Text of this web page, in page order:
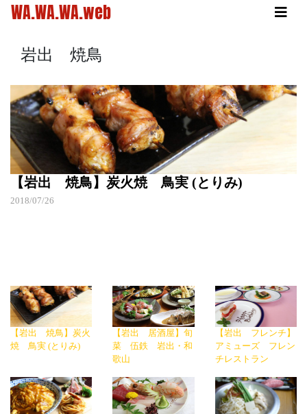
WA.WA.WA.web
岩出 焼鳥
【岩出 焼鳥】炭火焼 鳥実 (とりみ)
2018/07/26
【岩出 焼鳥】炭火
焼 鳥実 (とりみ)
【岩出 居酒屋】旬
菜 伍鉄 岩出・和
歌山
【岩出 フレンチ】
アミューズ フレン
チレストラン